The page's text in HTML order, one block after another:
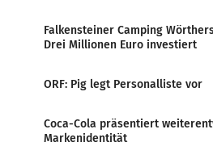
Falkensteiner Camping
Drei Millionen Euro investiert
ORF: Pig legt Personalliste vor
Coca-Cola präsentiert
Markenidentität